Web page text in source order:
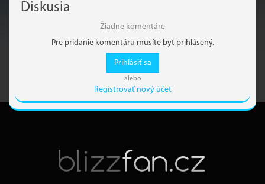
Diskusia
Žiadne komentáre
Pre pridanie komentáru musíte byť prihlásený.
Prihlásiť sa
alebo
Registrovať nový účet